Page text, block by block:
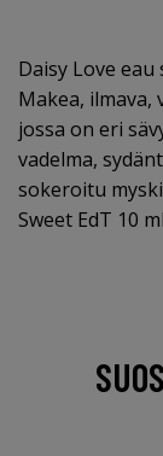
Daisy Love
Makea, ilmava,
jossa on eri
vadelma,
sokeroitu
Sweet EdT 10 ml